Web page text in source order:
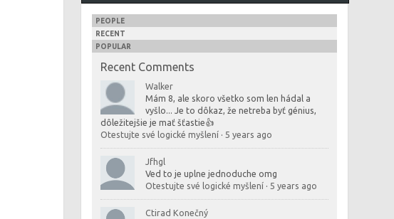
PEOPLE
RECENT
POPULAR
Recent Comments
Walker
Mám 8, ale skoro všetko som len hádal a
vyšlo... Je to dôkaz, že netreba byť génius,
dôležitejšie je mať šťastie👍
Otestujte své logické myšlení· 5 years ago
Jfhgl
Ved to je uplne jednoduche omg
Otestujte své logické myšlení· 5 years ago
Ctirad Konečný